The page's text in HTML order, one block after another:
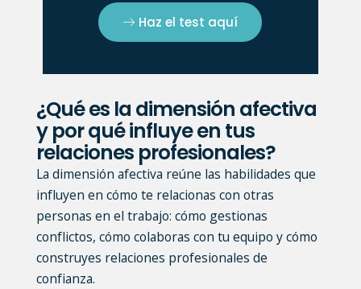
Haz el test aquí
¿Qué es la dimensión afectiva
y por qué influye en tus
relaciones profesionales?
La dimensión afectiva reúne las habilidades que
influyen en cómo te relacionas con otras
personas en el trabajo: cómo gestionas
conflictos, cómo colaboras con tu equipo y cómo
construyes relaciones profesionales de
confianza.